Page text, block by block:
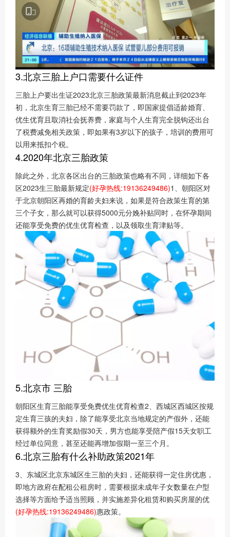
3.北京三胎上户口需要什么证件
三胎上户要出生证2023北京三胎政策最新消息截止到2023年
初，北京生育三胎已经不需要罚款了，即国家提倡适龄婚育、
优生优育且取消社会抚养费，家庭与个人生育完全脱钩还出台
了税费减免相关政策，即如果有3岁以下的孩子，培训的费用可
以用来抵扣个税。
4.2020年北京三胎政策
除此之外，北京各区出台的三胎政策也略有不同，详细如下各
区2023生三胎最新规定(好孕热线:19136249486)1、朝阳区对
于北京朝阳区再婚的育龄夫妇来说，如果是符合政策生育的第
三个子女，那么就可以获得5000元分娩补贴同时，在怀孕期间
还能享受免费的优生优育检查，以及领取生育津贴等。
5.北京市 三胎
朝阳区生育三胎能享受免费优生优育检查2、西城区西城区按规
定生育三孩的夫妇，除了能享受北京当地规定的产假外，还能
获得额外的生育奖励假30天，男方也能享受陪产假15天女职工
经过单位同意，甚至还能再增加假期一至三个月。
6.北京三胎有什么补助政策2021年
3、东城区北京东城区生三胎的夫妇，还能获得一定住房优惠，
即地方政府在配租公租房时，需要根据未成年子女数量在户型
选择等方面给予适当照顾，并实施差异化租赁和购买房屋的优
(好孕热线:19136249486)惠政策。